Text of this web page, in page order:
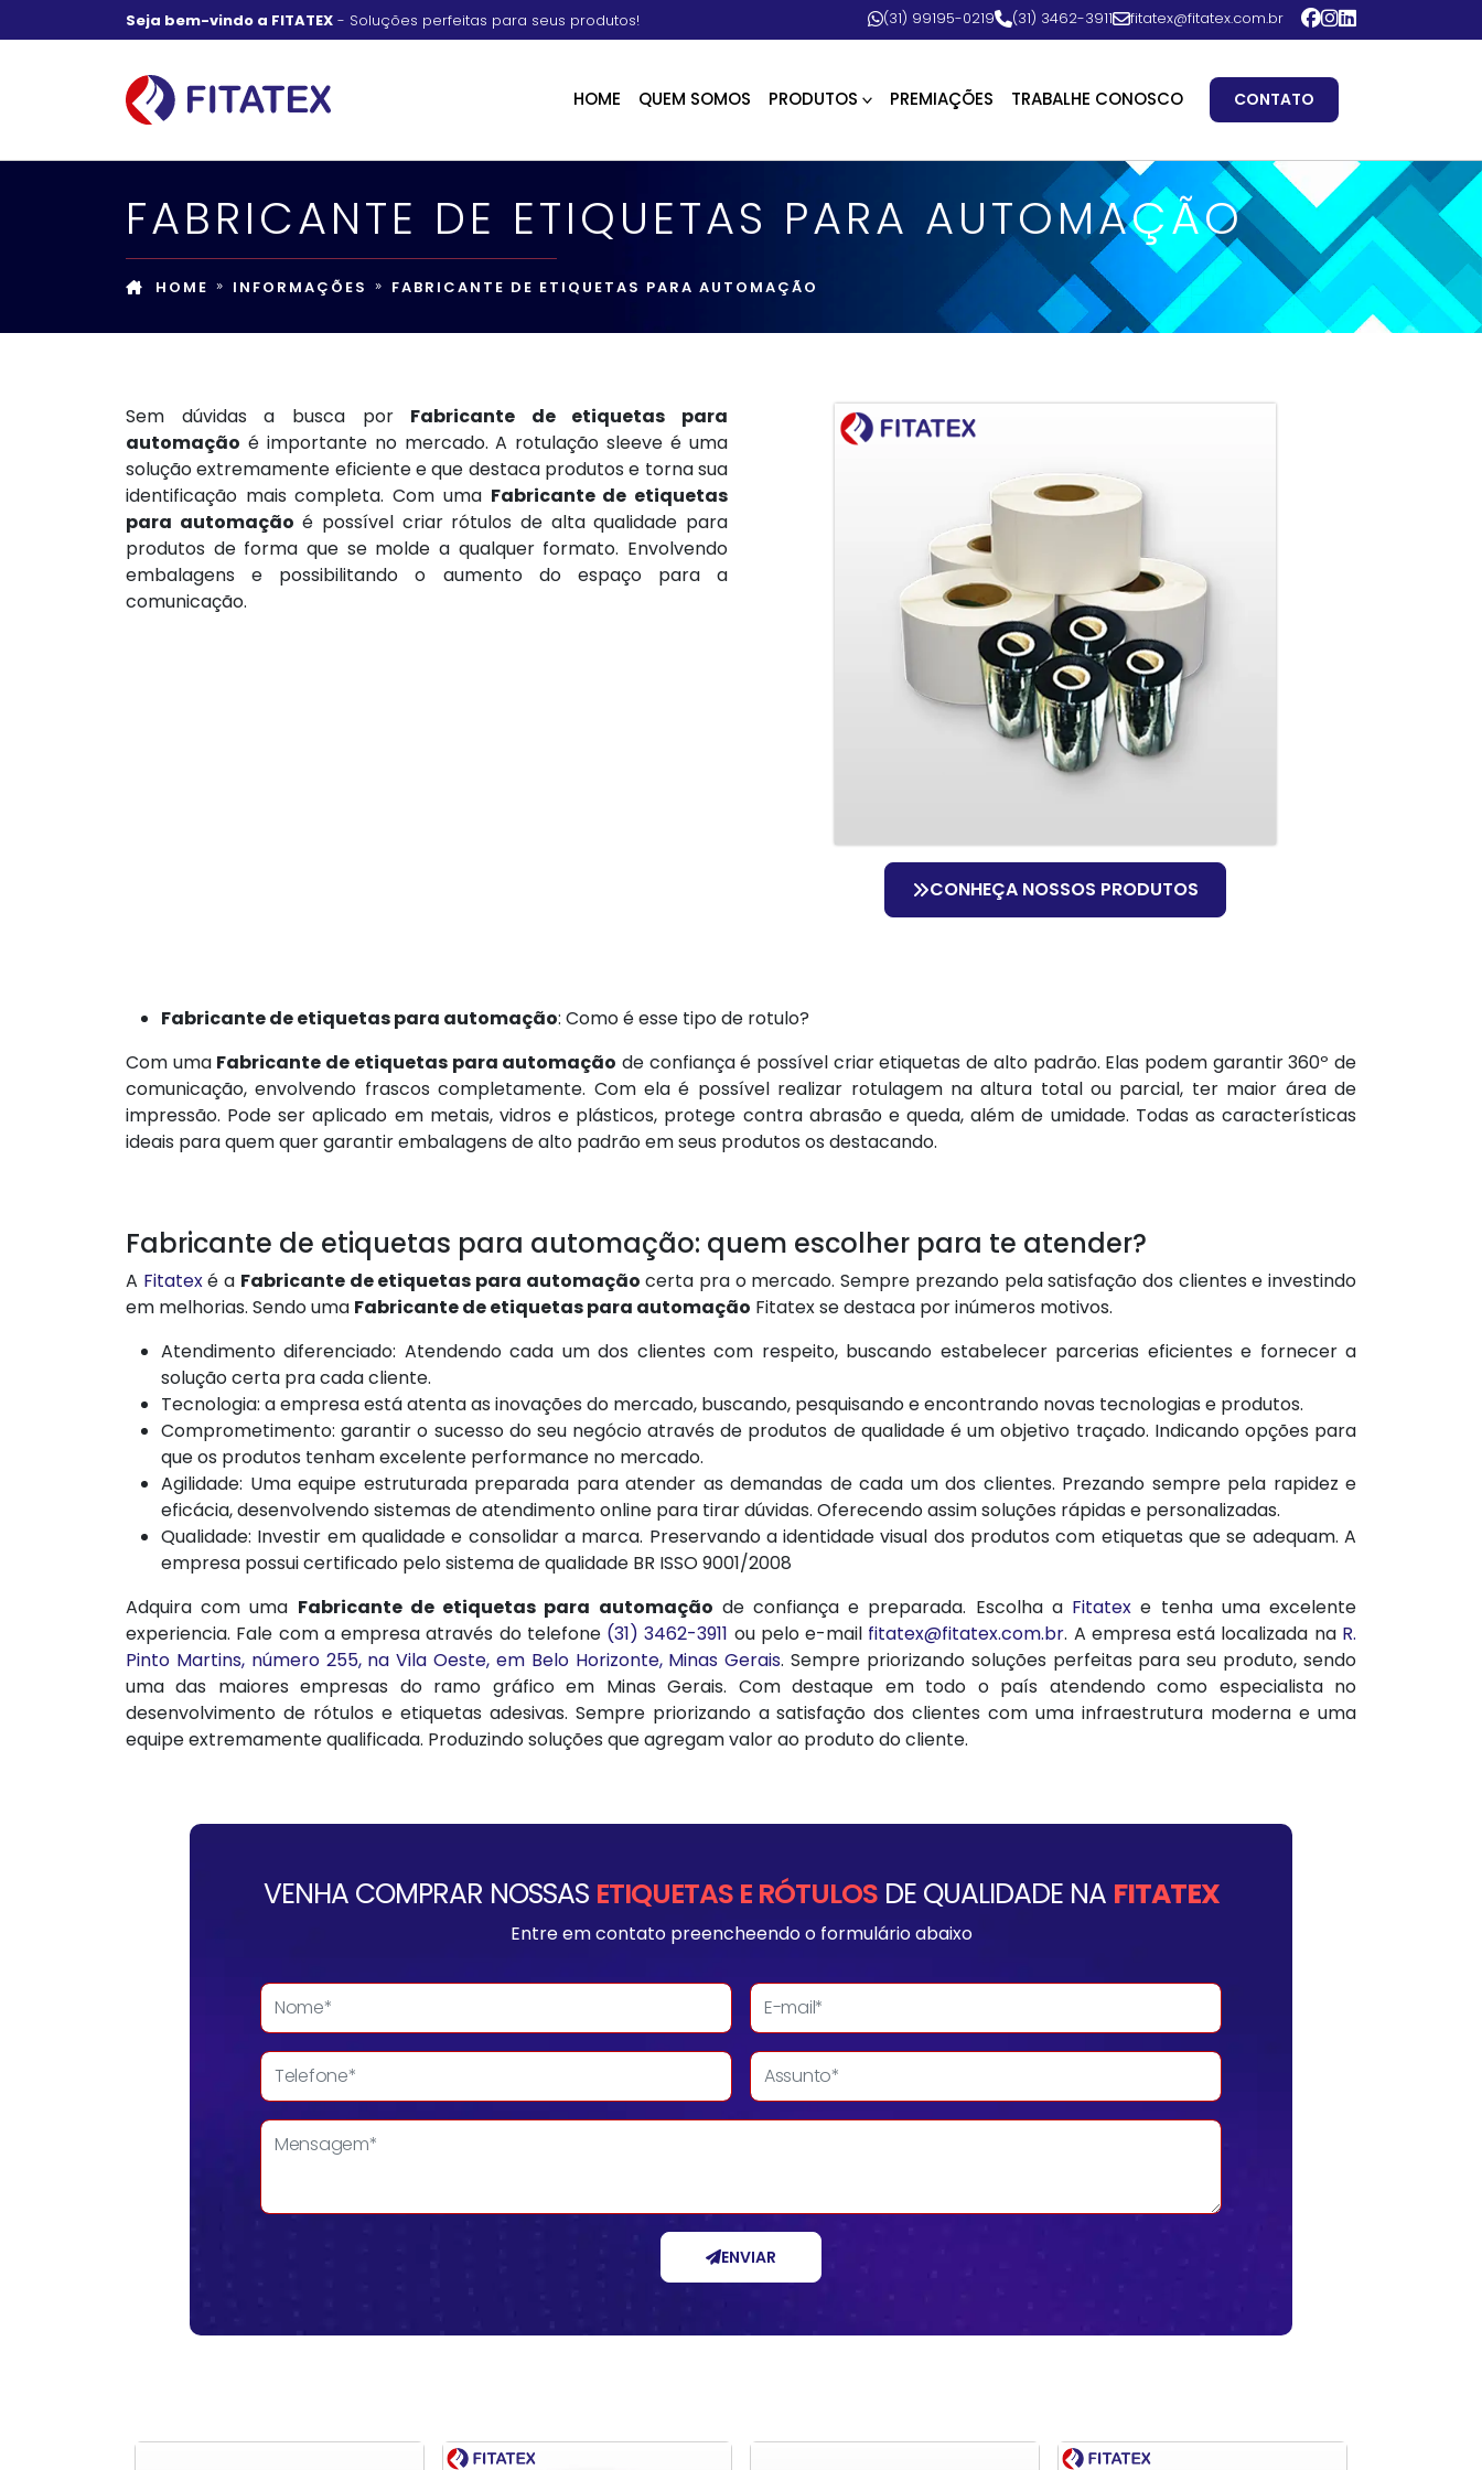
Seja bem-vindo a FITATEX - Soluções perfeitas para seus produtos! (31) 99195-0219 (31) 3462-3911 fitatex@fitatex.com.br
HOME QUEM SOMOS PRODUTOS PREMIAÇÕES TRABALHE CONOSCO CONTATO
FABRICANTE DE ETIQUETAS PARA AUTOMAÇÃO
HOME INFORMAÇÕES FABRICANTE DE ETIQUETAS PARA AUTOMAÇÃO
Sem dúvidas a busca por Fabricante de etiquetas para
automação é importante no mercado. A rotulação sleeve é uma
solução extremamente eficiente e que destaca produtos e torna sua
identificação mais completa. Com uma Fabricante de etiquetas
para automação é possível criar rótulos de alta qualidade para
produtos de forma que se molde a qualquer formato. Envolvendo
embalagens e possibilitando o aumento do espaço para a
comunicação.
CONHEÇA NOSSOS PRODUTOS
Fabricante de etiquetas para automação: Como é esse tipo de rotulo?
Com uma Fabricante de etiquetas para automação de confiança é possível criar etiquetas de alto padrão. Elas podem garantir 360º de
comunicação, envolvendo frascos completamente. Com ela é possível realizar rotulagem na altura total ou parcial, ter maior área de
impressão. Pode ser aplicado em metais, vidros e plásticos, protege contra abrasão e queda, além de umidade. Todas as características
ideais para quem quer garantir embalagens de alto padrão em seus produtos os destacando.
Fabricante de etiquetas para automação: quem escolher para te atender?
A Fitatexé a Fabricante de etiquetas para automação certa pra o mercado. Sempre prezando pela satisfação dos clientes e investindo
em melhorias. Sendo uma Fabricante de etiquetas para automação Fitatex se destaca por inúmeros motivos.
Atendimento diferenciado: Atendendo cada um dos clientes com respeito, buscando estabelecer parcerias eficientes e fornecer a
solução certa pra cada cliente.
Tecnologia: a empresa está atenta as inovações do mercado, buscando, pesquisando e encontrando novas tecnologias e produtos.
Comprometimento: garantir o sucesso do seu negócio através de produtos de qualidade é um objetivo traçado. Indicando opções para
que os produtos tenham excelente performance no mercado.
Agilidade: Uma equipe estruturada preparada para atender as demandas de cada um dos clientes. Prezando sempre pela rapidez e
eficácia, desenvolvendo sistemas de atendimento online para tirar dúvidas. Oferecendo assim soluções rápidas e personalizadas.
Qualidade: Investir em qualidade e consolidar a marca. Preservando a identidade visual dos produtos com etiquetas que se adequam. A
empresa possui certificado pelo sistema de qualidade BR ISSO 9001/2008
Adquira com uma Fabricante de etiquetas para automação de confiança e preparada. Escolha a Fitatex e tenha uma excelente
experiencia. Fale com a empresa através do telefone (31) 3462-3911 ou pelo e-mail fitatex@fitatex.com.br. A empresa está localizada na R.
Pinto Martins, número 255, na Vila Oeste, em Belo Horizonte, Minas Gerais. Sempre priorizando soluções perfeitas para seu produto, sendo
uma das maiores empresas do ramo gráfico em Minas Gerais. Com destaque em todo o país atendendo como especialista no
desenvolvimento de rótulos e etiquetas adesivas. Sempre priorizando a satisfação dos clientes com uma infraestrutura moderna e uma
equipe extremamente qualificada. Produzindo soluções que agregam valor ao produto do cliente.
VENHA COMPRAR NOSSAS ETIQUETAS E RÓTULOSDE QUALIDADE NA FITATEX
Entre em contato preencheendo o formulário abaixo
ENVIAR